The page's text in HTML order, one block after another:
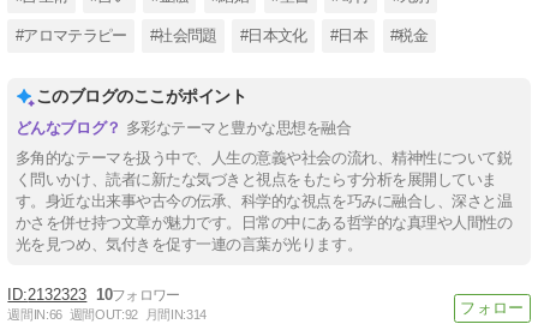
#アロマテラピー #社会問題 #日本文化 #日本 #税金
このブログのここがポイント
多彩なテーマと豊かな思想を融合
多角的なテーマを扱う中で、人生の意義や社会の流れ、精神性について鋭
く問いかけ、読者に新たな気づきと視点をもたらす分析を展開していま
す。身近な出来事や古今の伝承、科学的な視点を巧みに融合し、深さと温
かさを併せ持つ文章が魅力です。日常の中にある哲学的な真理や人間性の
光を見つめ、気付きを促す一連の言葉が光ります。
2132323 10
週間IN:66 週間OUT:92 月間IN:314